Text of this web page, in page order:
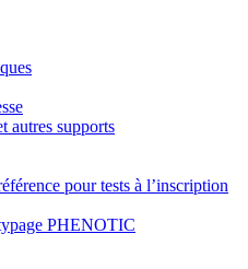
autres supports
pour tests à l’inscription
PHENOTIC